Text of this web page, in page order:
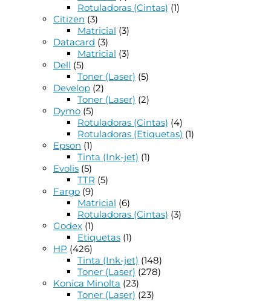
Rotuladoras (Cintas) (1)
Citizen (3)
Matricial (3)
Datacard (3)
Matricial (3)
Dell (5)
Toner (Laser) (5)
Develop (2)
Toner (Laser) (2)
Dymo (5)
Rotuladoras (Cintas) (4)
Rotuladoras (Etiquetas) (1)
Epson (1)
Tinta (Ink-jet) (1)
Evolis (5)
TTR (5)
Fargo (9)
Matricial (6)
Rotuladoras (Cintas) (3)
Godex (1)
Etiquetas (1)
HP (426)
Tinta (Ink-jet) (148)
Toner (Laser) (278)
Konica Minolta (23)
Toner (Laser) (23)